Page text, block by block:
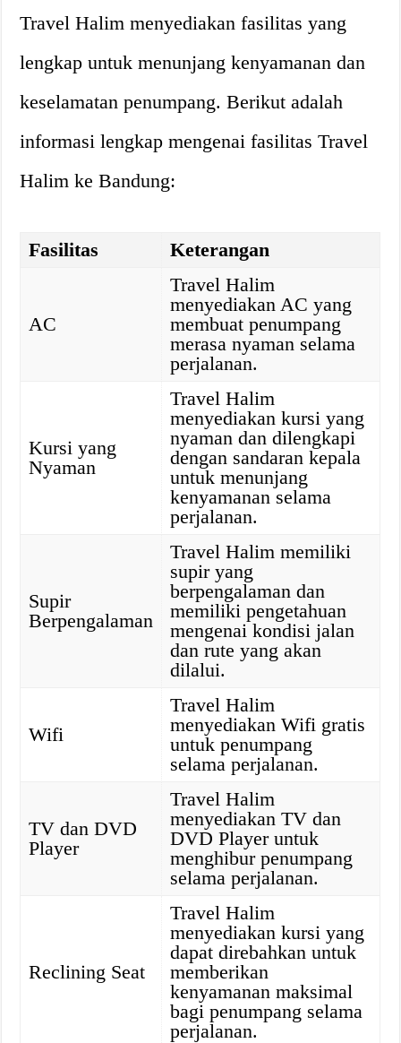
Travel Halim menyediakan fasilitas yang
lengkap untuk menunjang kenyamanan dan
keselamatan penumpang. Berikut adalah
informasi lengkap mengenai fasilitas Travel
Halim ke Bandung:
Fasilitas Keterangan
AC
Travel Halim
menyediakan AC yang
membuat penumpang
merasa nyaman selama
perjalanan.
Kursi yang
Nyaman
Travel Halim
menyediakan kursi yang
nyaman dan dilengkapi
dengan sandaran kepala
untuk menunjang
kenyamanan selama
perjalanan.
Supir
Berpengalaman
Travel Halim memiliki
supir yang
berpengalaman dan
memiliki pengetahuan
mengenai kondisi jalan
dan rute yang akan
dilalui.
Wifi
Travel Halim
menyediakan Wifi gratis
untuk penumpang
selama perjalanan.
TV dan DVD
Player
Travel Halim
menyediakan TV dan
DVD Player untuk
menghibur penumpang
selama perjalanan.
Reclining Seat
Travel Halim
menyediakan kursi yang
dapat direbahkan untuk
memberikan
kenyamanan maksimal
bagi penumpang selama
perjalanan.